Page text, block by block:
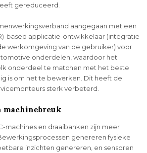
gereduceerd.
aangegaan met een
based applicatie-ontwikkelaar (integratie
werkomgeving van de gebruiker) voor
onderdelen, waardoor het
onderdeel te matchen met het beste
is om het te bewerken. Dit heeft de
sterk verbeterd.
machinebreuk
machines en draaibanken zijn meer
genereren fysieke
inzichten genereren, en sensoren